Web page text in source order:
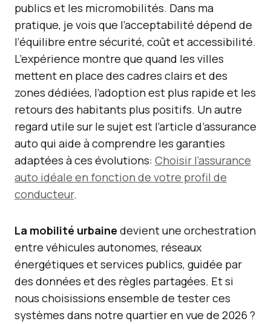
publics et les micromobilités. Dans ma
pratique, je vois que l’acceptabilité dépend de
l’équilibre entre sécurité, coût et accessibilité.
L’expérience montre que quand les villes
mettent en place des cadres clairs et des
zones dédiées, l’adoption est plus rapide et les
retours des habitants plus positifs. Un autre
regard utile sur le sujet est l’article d’assurance
auto qui aide à comprendre les garanties
adaptées à ces évolutions: Choisir l’assurance
auto idéale en fonction de votre profil de
conducteur.
La mobilité urbaine devient une orchestration
entre véhicules autonomes, réseaux
énergétiques et services publics, guidée par
des données et des règles partagées. Et si
nous choisissions ensemble de tester ces
systèmes dans notre quartier en vue de 2026 ?